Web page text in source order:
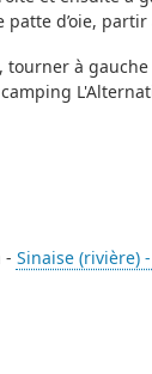
d’oie,
tourner à
- Sinaise (rivière)